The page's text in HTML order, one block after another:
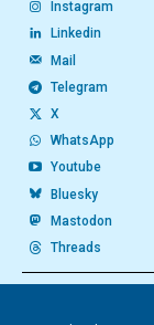
Instagram
Linkedin
Mail
Telegram
X
WhatsApp
Youtube
Bluesky
Mastodon
Threads